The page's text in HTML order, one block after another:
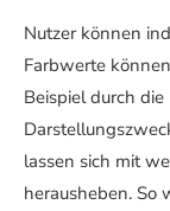
Nutzer können
Farbwerte
Beispiel durch
lassen sich mit
herausheben. So